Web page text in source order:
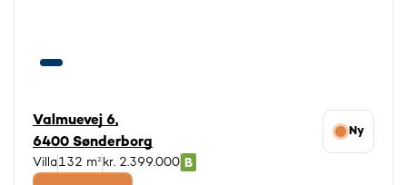
Valmuevej 6,
6400 Sønderborg
Ny
Villa132 m² kr. 2.399.000